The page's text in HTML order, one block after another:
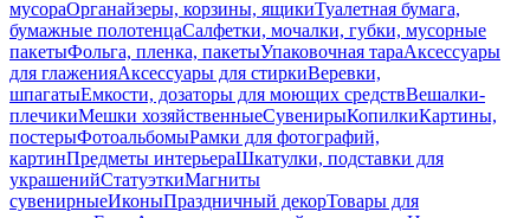
мусораОрганайзеры, корзины, ящикиТуалетная бумага,
бумажные полотенцаСалфетки, мочалки, губки, мусорные
пакетыФольга, пленка, пакетыУпаковочная тараАксессуары
для глаженияАксессуары для стиркиВеревки,
шпагатыЕмкости, дозаторы для моющих средствВешалки-
плечикиМешки хозяйственныеСувенирыКопилкиКартины,
постерыФотоальбомыРамки для фотографий,
картинПредметы интерьераШкатулки, подставки для
украшенийСтатуэткиМагниты
сувенирныеИконыПраздничный декорТовары для